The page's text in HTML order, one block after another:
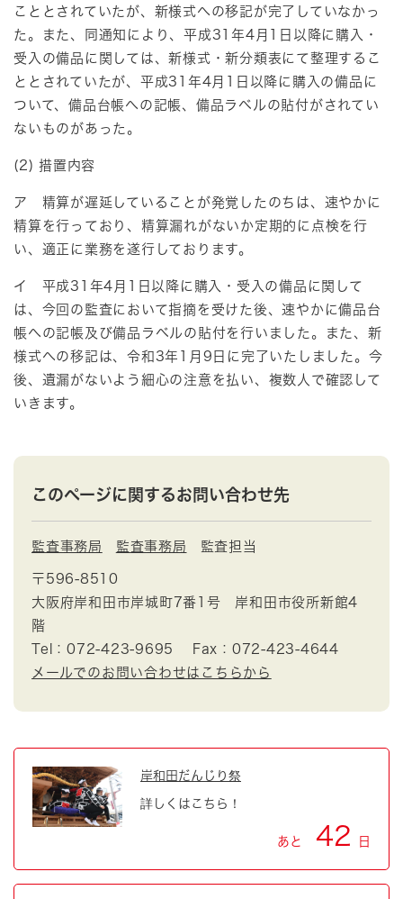
こととされていたが、新様式への移記が完了していなかっ
た。また、同通知により、平成31年4月1日以降に購入・
受入の備品に関しては、新様式・新分類表にて整理するこ
ととされていたが、平成31年4月1日以降に購入の備品に
ついて、備品台帳への記帳、備品ラベルの貼付がされてい
ないものがあった。
(2) 措置内容
ア 精算が遅延していることが発覚したのちは、速やかに
精算を行っており、精算漏れがないか定期的に点検を行
い、適正に業務を遂行しております。
イ 平成31年4月1日以降に購入・受入の備品に関して
は、今回の監査において指摘を受けた後、速やかに備品台
帳への記帳及び備品ラベルの貼付を行いました。また、新
様式への移記は、令和3年1月9日に完了いたしました。今
後、遺漏がないよう細心の注意を払い、複数人で確認して
いきます。
このページに関するお問い合わせ先
監査事務局 監査事務局 監査担当
〒596-8510
大阪府岸和田市岸城町7番1号 岸和田市役所新館4
階
Tel：072-423-9695
Fax：072-423-4644
メールでのお問い合わせはこちらから
岸和田だんじり祭
詳しくはこちら！
あと 42 日